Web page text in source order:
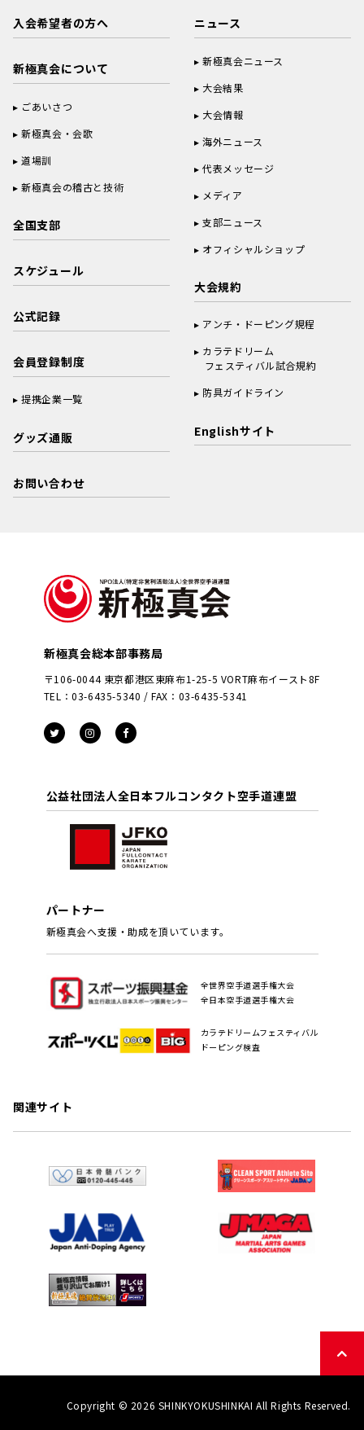
入会希望者の方へ
新極真会について
ごあいさつ
新極真会・会歌
道場訓
新極真会の稽古と技術
全国支部
スケジュール
公式記録
会員登録制度
提携企業一覧
グッズ通販
お問い合わせ
ニュース
新極真会ニュース
大会結果
大会情報
海外ニュース
代表メッセージ
メディア
支部ニュース
オフィシャルショップ
大会規約
アンチ・ドーピング規程
カラテドリーム
フェスティバル試合規約
防具ガイドライン
Englishサイト
新極真会総本部事務局
〒106-0044 東京都港区東麻布1-25-5 VORT麻布イースト8F
TEL：03-6435-5340 / FAX：03-6435-5341
公益社団法人全日本フルコンタクト空手道連盟
パートナー
新極真会へ支援・助成を頂いています。
全世界空手道選手権大会
全日本空手道選手権大会
カラテドリームフェスティバル
ドーピング検査
関連サイト
Copyright © 2026 SHINKYOKUSHINKAI All Rights Reserved.